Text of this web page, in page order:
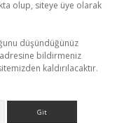
olup, siteye üye olarak
düşündüğünüz
adresine bildirmeniz
kaldırılacaktır.